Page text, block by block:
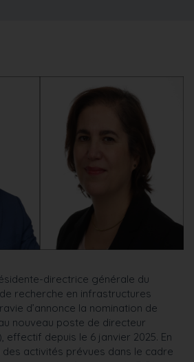
directrice générale du
recherche en infrastructures
d’annonce la nomination de
nouveau poste de directeur
effectif depuis le 6 janvier 2025. En
activités prévues dans le cadre